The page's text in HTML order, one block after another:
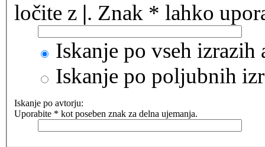
ločite z |. Znak * lahko
Iskanje po vseh izrazih
Iskanje po poljubnih
Iskanje po avtorju:
Uporabite * kot poseben znak za delna ujemanja.